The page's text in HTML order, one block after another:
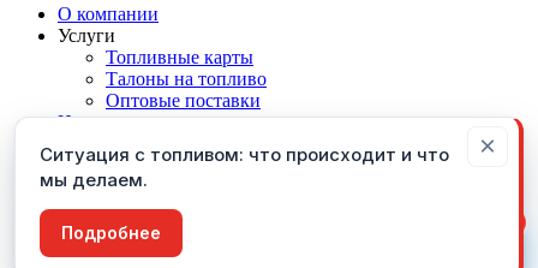
Пользуясь этим сайтом, вы соглашаетесь с тем, что
мы
используем Cookies
Close
Menu
О компании
Услуги
Топливные карты
Талоны на топливо
Оптовые поставки
Новости
vk
phone
email
×
Ситуация с топливом: что происходит и что
мы делаем.
Подробнее